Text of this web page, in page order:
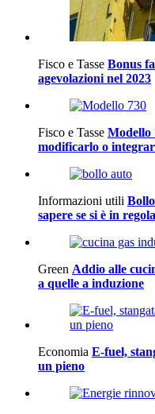
Fisco e Tasse Bonus
agevolazioni nel 2023
Fisco e Tasse Modello
modificarlo o
Informazioni utili
sapere se si è in regola
Green Addio alle
a quelle a induzione
Economia E-fuel,
un pieno